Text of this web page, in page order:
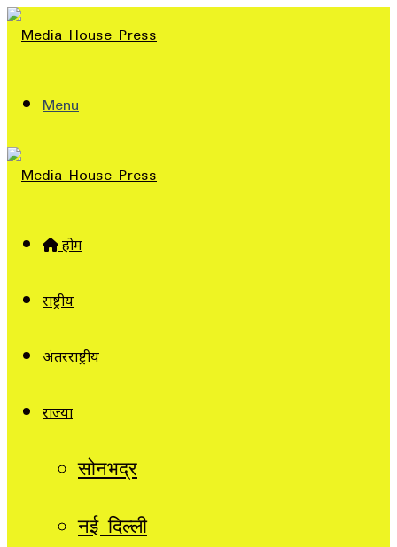
Menu
होम
राष्ट्रीय
अंतरराष्ट्रीय
राज्यों
सोनभद्र
नई दिल्ली